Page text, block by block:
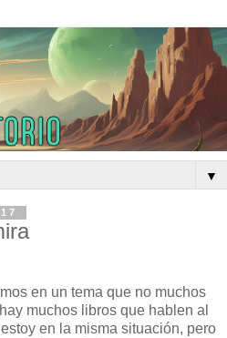
▼
en un tema que no muchos
muchos libros que hablen al
en la misma situación, pero